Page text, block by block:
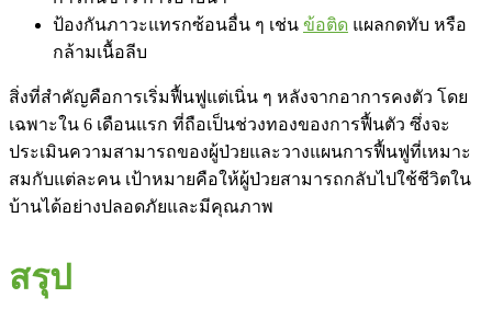
ป้องกันภาวะแทรกซ้อนอื่น ๆ เช่น ข้อติด แผลกดทับ หรือ
กล้ามเนื้อลีบ
สิ่งที่สำคัญคือการเริ่มฟื้นฟูแต่เนิ่น ๆ หลังจากอาการคงตัว โดย
เฉพาะใน 6 เดือนแรก ที่ถือเป็นช่วงทองของการฟื้นตัว ซึ่งจะ
ประเมินความสามารถของผู้ป่วยและวางแผนการฟื้นฟูที่เหมาะ
สมกับแต่ละคน เป้าหมายคือให้ผู้ป่วยสามารถกลับไปใช้ชีวิตใน
บ้านได้อย่างปลอดภัยและมีคุณภาพ
สรุป